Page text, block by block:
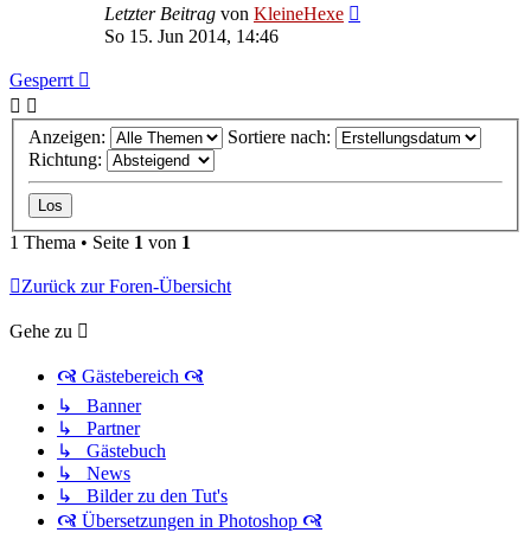
Letzter Beitrag von KleineHexe
So 15. Jun 2014, 14:46
Gesperrt
Anzeigen:
Sortiere nach:
Richtung:
1 Thema • Seite 1 von 1
Zurück zur Foren-Übersicht
Gehe zu
🙧 Gästebereich 🙧
↳ Banner
↳ Partner
↳ Gästebuch
↳ News
↳ Bilder zu den Tut's
🙧 Übersetzungen in Photoshop 🙧